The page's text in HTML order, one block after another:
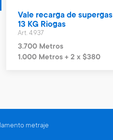
Vale recarga de supergas
13 KG Riogas
Art. 4.937
3.700 Metros
1.000 Metros + 2 x $380
metraje